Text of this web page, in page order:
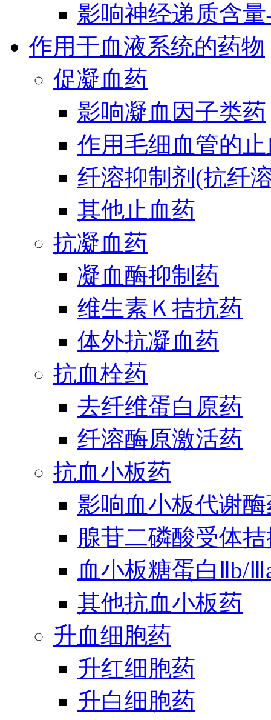
影响神经递质含
作用于血液系统的药物
促凝血药
影响凝血因子类药
作用毛细血管的
纤溶抑制剂(抗纤
其他止血药
抗凝血药
凝血酶抑制药
维生素Ｋ拮抗药
体外抗凝血药
抗血栓药
去纤维蛋白原药
纤溶酶原激活药
抗血小板药
影响血小板代谢
腺苷二磷酸受体
血小板糖蛋白Ⅱb/
其他抗血小板药
升血细胞药
升红细胞药
升白细胞药